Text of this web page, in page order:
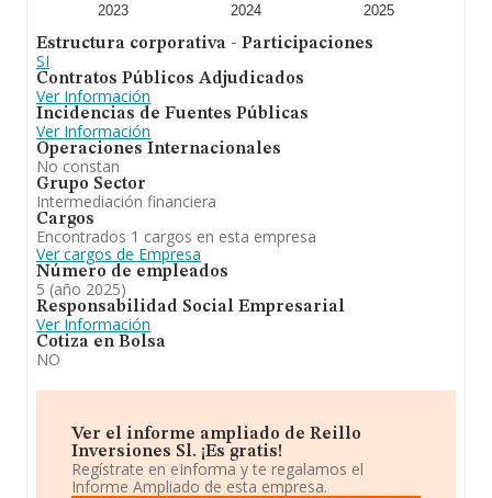
compra, suscripcion, tenencia, permuta y venta de
valores mobiliarios nacionales o extranjeros, por cuenta
propia y sin actividad de intermediación. En cuanto a la
posición en el ranking de sectores, la empresa ha
perdido posiciones frente al 2023. Se ha posicionado
más abajo en el ranking nacional (de todas las
empresas presentes en el territorio) frente al 2023.
2023 2024 2025
Estructura corporativa - Participaciones
SI
Contratos Públicos Adjudicados
Ver Información
Incidencias de Fuentes Públicas
Ver Información
Operaciones Internacionales
No constan
Grupo Sector
Intermediación financiera
Cargos
Encontrados 1 cargos en esta empresa
Ver cargos de Empresa
Número de empleados
5 (año 2025)
Responsabilidad Social Empresarial
Ver Información
Cotiza en Bolsa
NO
Ver el informe ampliado de Reillo
Inversiones Sl. ¡Es gratis!
Regístrate en eInforma y te regalamos el
Informe Ampliado de esta empresa.